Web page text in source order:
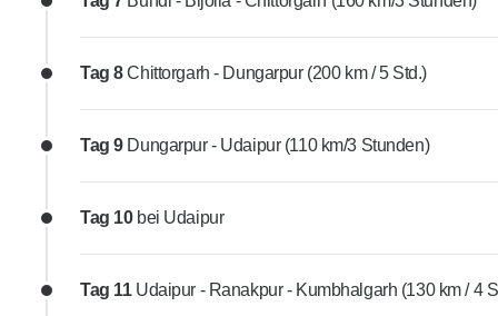
Tag 8Chittorgarh - Dungarpur (200 km / 5 Std.)
Tag 9 Dungarpur - Udaipur (110 km/3 Stunden)
Tag 10 bei Udaipur
Tag 11 Udaipur - Ranakpur - Kumbhalgarh (130 km / 4